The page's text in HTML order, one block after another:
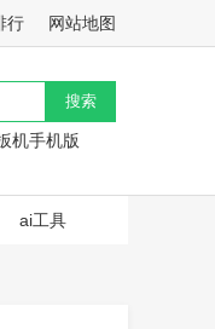
行 网站地图
机手机版
ai工具